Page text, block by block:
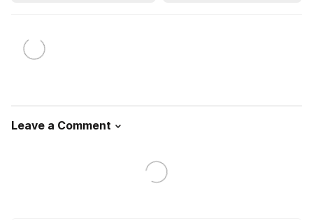
Leave a Comment